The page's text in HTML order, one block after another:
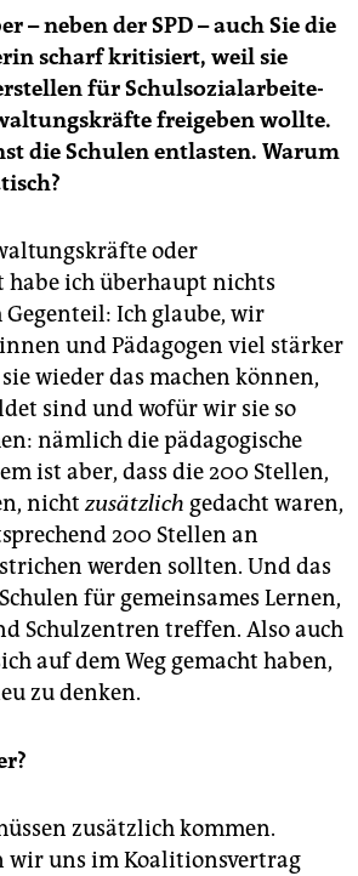
– neben der SPD – auch Sie die
scharf kritisiert, weil sie
für Schul­so­zi­al­ar­bei­te­
freigeben wollte.
die Schulen entlasten. Warum
oder
habe ich überhaupt nichts
Ich glaube, wir
und Pädagogen viel stärker
wieder das machen können,
sind und wofür wir sie so
nämlich die pädagogische
ist aber, dass die 200 Stellen,
nicht zusätzlich gedacht waren,
200 Stellen an
werden sollten. Und das
für gemeinsames Lernen,
Schulzentren treffen. Also auch
auf dem Weg gemacht haben,
zu denken.
zusätzlich kommen.
wir uns im Koalitionsvertrag